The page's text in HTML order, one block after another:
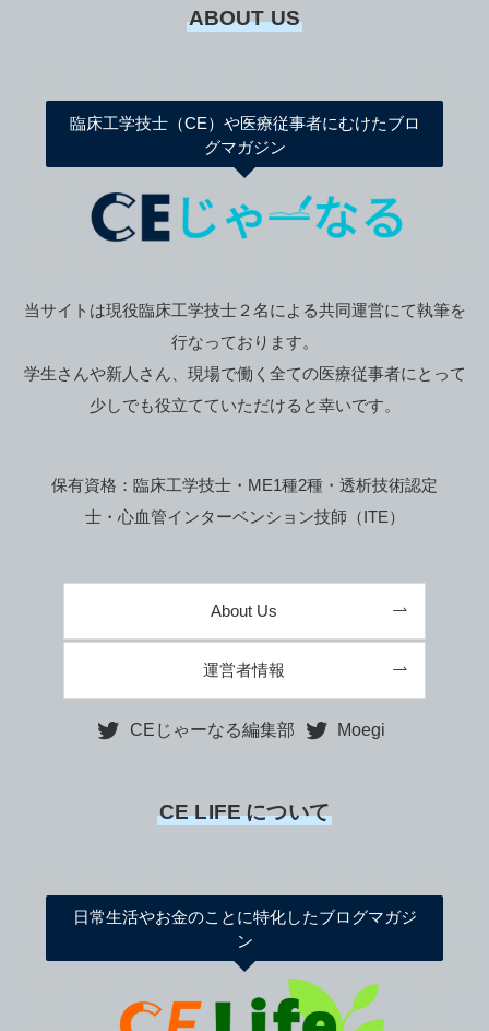
ABOUT US
臨床工学技士（CE）や医療従事者にむけたブロ
グマガジン
当サイトは現役臨床工学技士２名による共同運営にて執筆を
行なっております。
学生さんや新人さん、現場で働く全ての医療従事者にとって
少しでも役立てていただけると幸いです。
保有資格：臨床工学技士・ME1種2種・透析技術認定
士・心血管インターベンション技師（ITE）
About Us
運営者情報
CEじゃーなる編集部 Moegi
CE LIFEについて
日常生活やお金のことに特化したブログマガジ
ン